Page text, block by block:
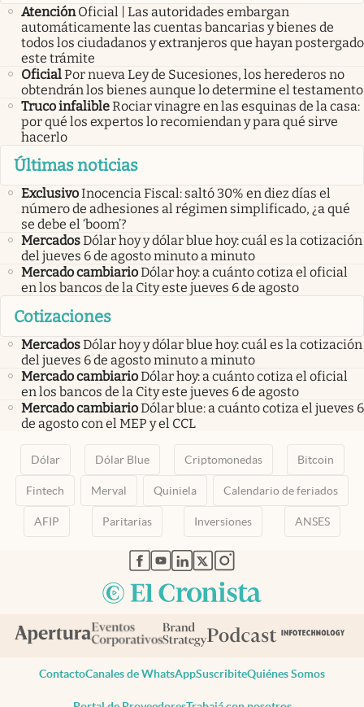
Atención Oficial | Las autoridades embargan
automáticamente las cuentas bancarias y bienes de
todos los ciudadanos y extranjeros que hayan postergado
este trámite
OficialPor nueva Ley de Sucesiones, los herederos no
obtendrán los bienes aunque lo determine el testamento
Truco infalibleRociar vinagre en las esquinas de la casa:
por qué los expertos lo recomiendan y para qué sirve
hacerlo
Últimas noticias
ExclusivoInocencia Fiscal: saltó 30% en diez días el
número de adhesiones al régimen simplificado, ¿a qué
se debe el ‘boom’?
MercadosDólar hoy y dólar blue hoy: cuál es la cotización
del jueves 6 de agosto minuto a minuto
Mercado cambiarioDólar hoy: a cuánto cotiza el oficial
en los bancos de la City este jueves 6 de agosto
Cotizaciones
MercadosDólar hoy y dólar blue hoy: cuál es la cotización
del jueves 6 de agosto minuto a minuto
Mercado cambiarioDólar hoy: a cuánto cotiza el oficial
en los bancos de la City este jueves 6 de agosto
Mercado cambiarioDólar blue: a cuánto cotiza el jueves 6
de agosto con el MEP y el CCL
Dólar Dólar Blue Criptomonedas Bitcoin
Fintech Merval Quiniela Calendario de feriados
AFIP Paritarias Inversiones ANSES
abre en nueva pestaña
abre en nueva pestaña
abre en nueva pestaña
abre en nueva pestaña
abre en nueva pestaña
ContactoCanales de WhatsAppSuscribiteQuiénes Somos